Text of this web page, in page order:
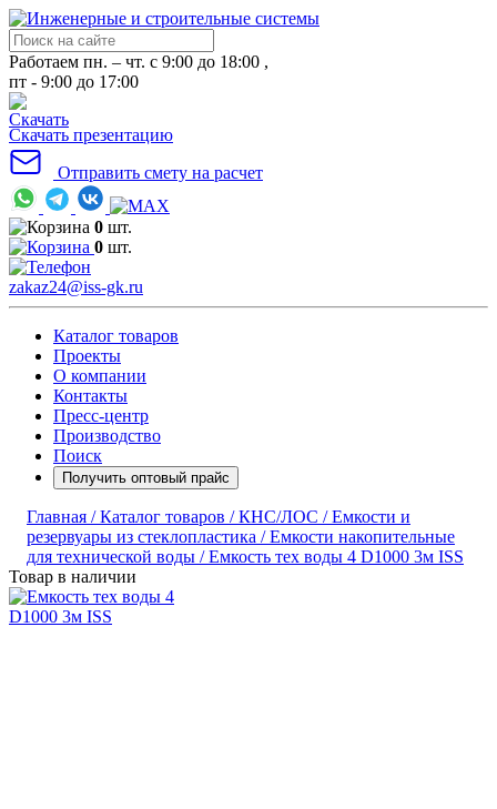
Работаем пн. – чт. с 9:00 до 18:00 ,
пт - 9:00 до 17:00
Скачать презентацию
Отправить смету на расчет
0 шт.
0 шт.
zakaz24@iss-gk.ru
Каталог товаров
Проекты
О компании
Контакты
Пресс-центр
Производство
Поиск
Получить оптовый прайс
Главная /Каталог товаров /КНС/ЛОС /Емкости и
резервуары из стеклопластика /Емкости накопительные
для технической воды /Емкость тех воды 4 D1000 3м ISS
Товар в наличии